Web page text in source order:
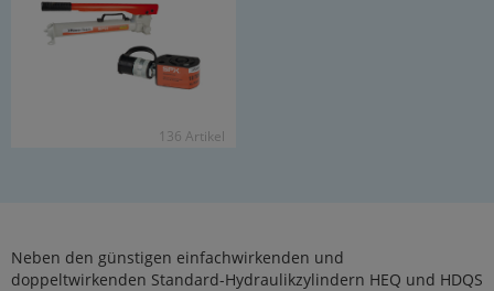
136 Ar­ti­kel
Neben den günstigen einfachwirkenden und
doppeltwirkenden Standard-Hydraulikzylindern HEQ und HDQS